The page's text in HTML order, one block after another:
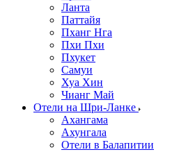
Ланта
Паттайя
Пханг Нга
Пхи Пхи
Пхукет
Самуи
Хуа Хин
Чианг Май
Отели на Шри-Ланке
Ахангама
Ахунгала
Отели в Балапитии